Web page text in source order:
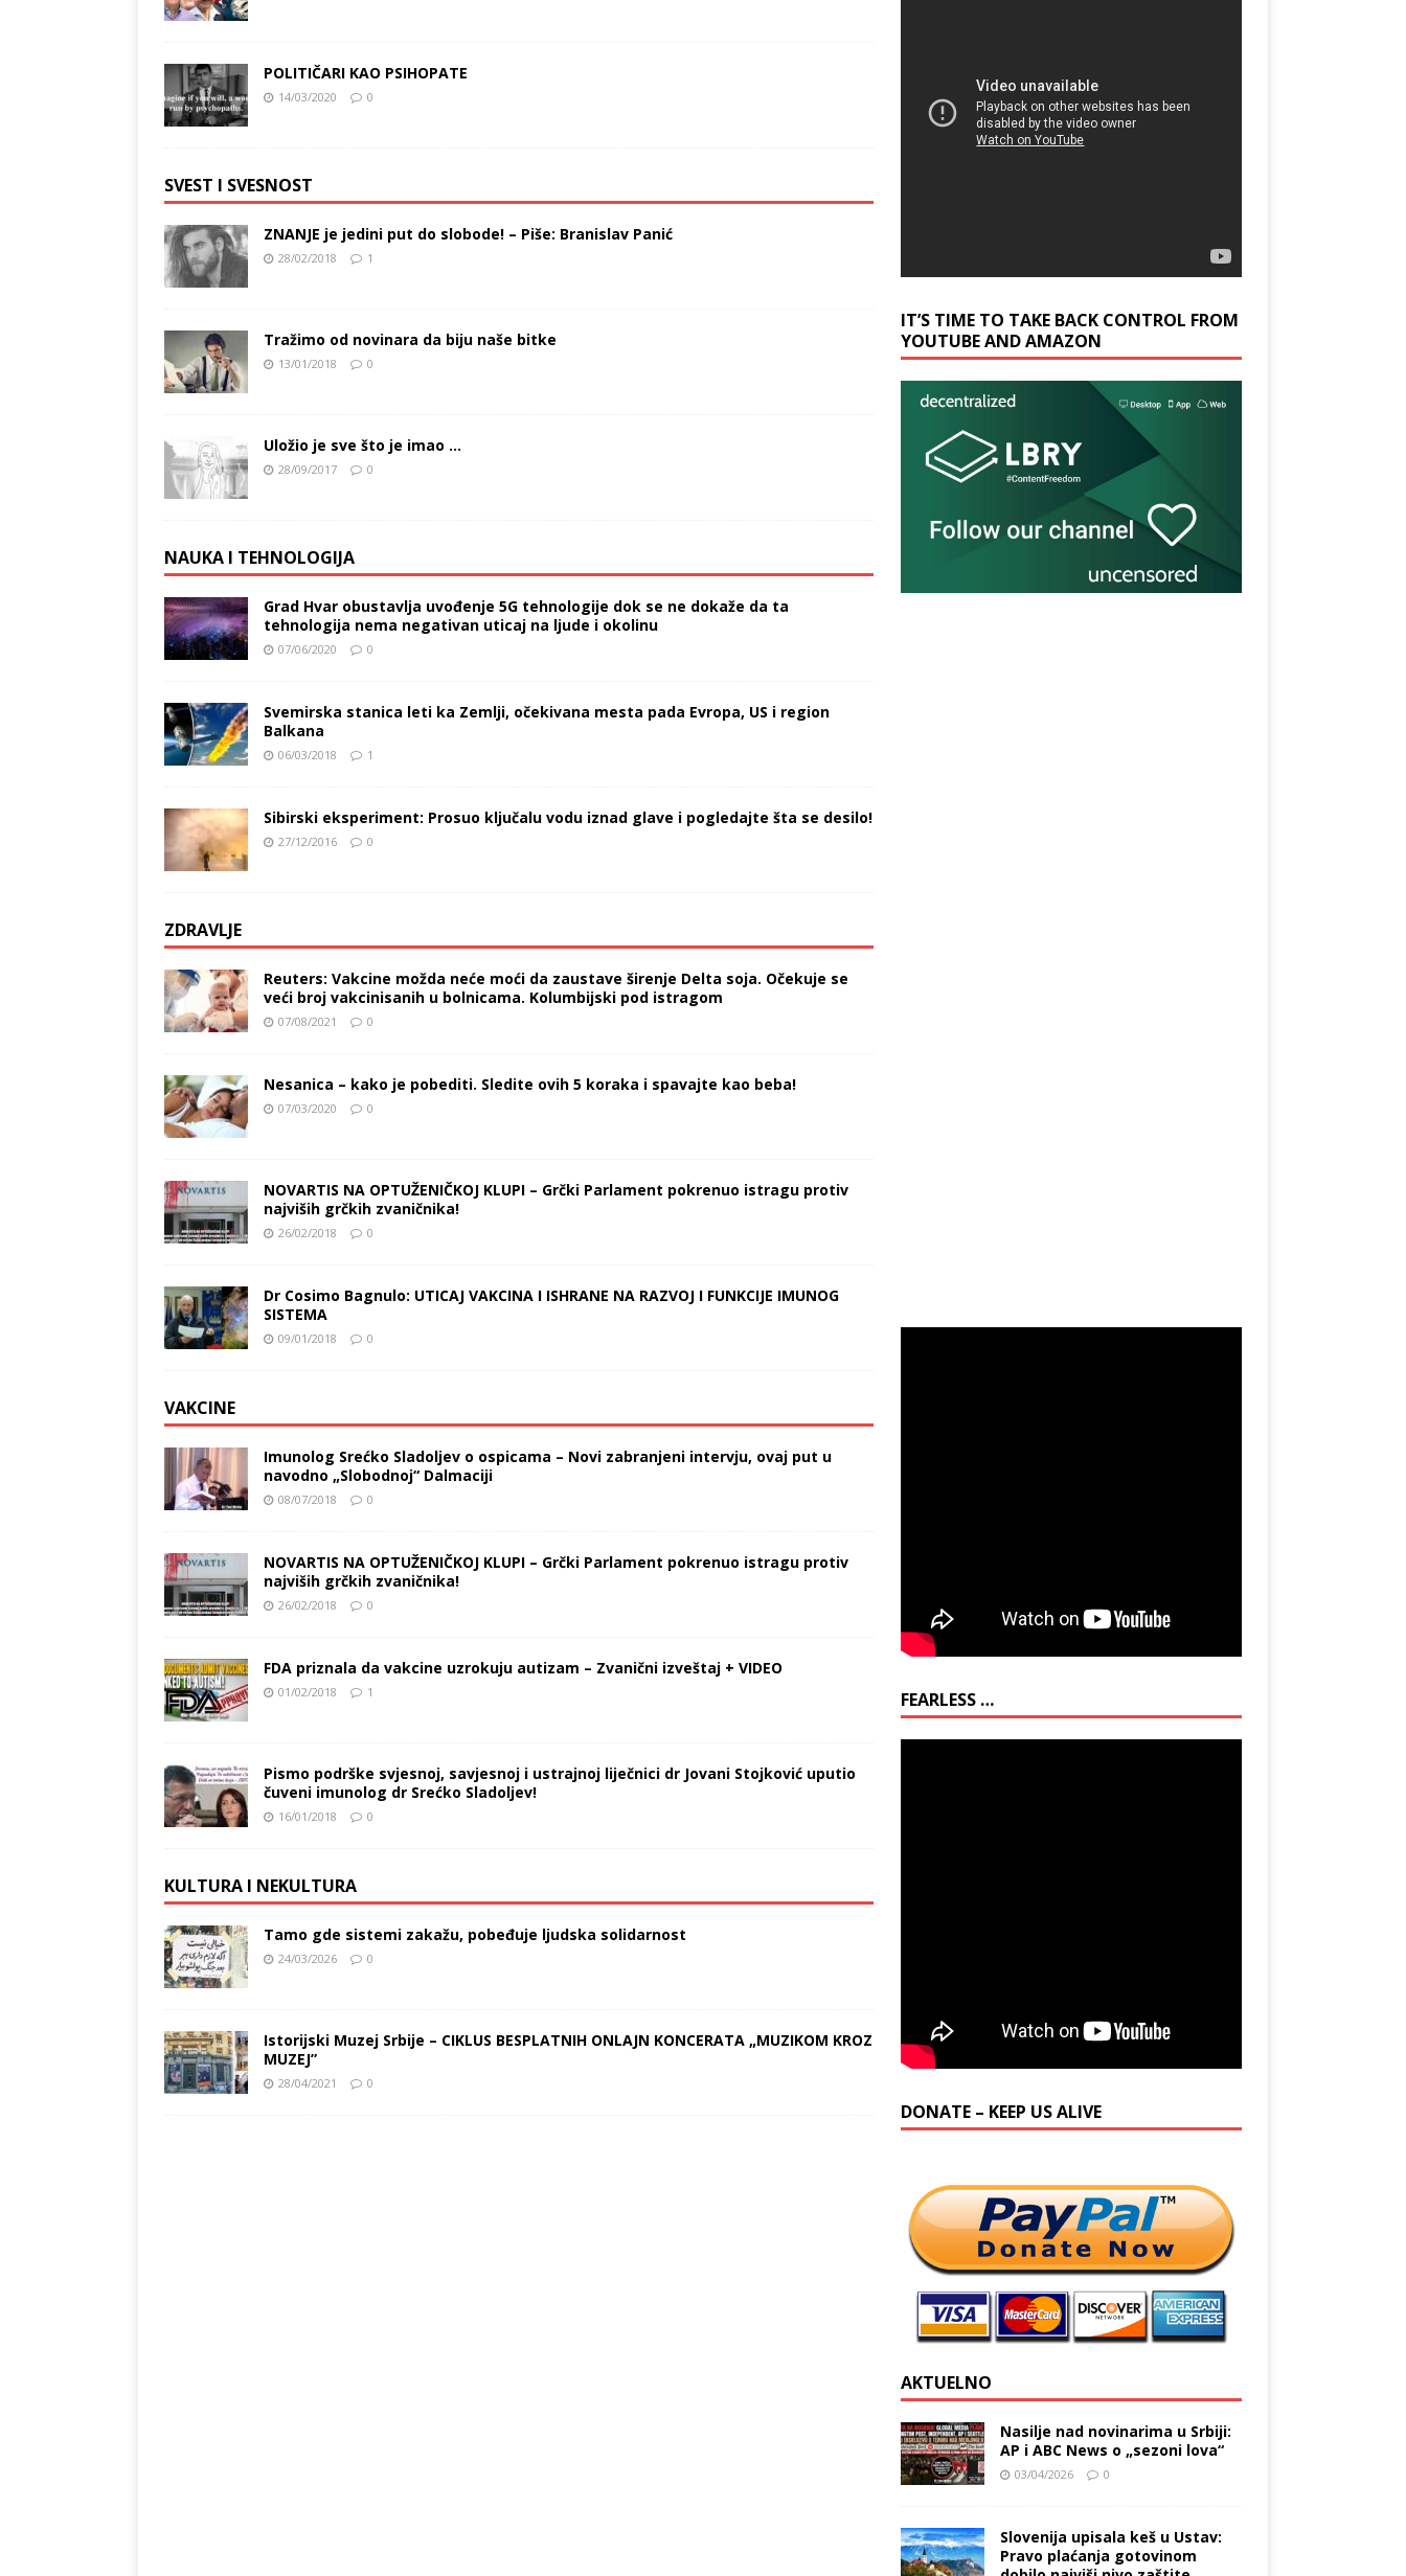
POLITIČARI KAO PSIHOPATE
14/03/2020 0
SVEST I SVESNOST
ZNANJE je jedini put do slobode! – Piše: Branislav Panić
28/02/2018 1
Tražimo od novinara da biju naše bitke
13/01/2018 0
Uložio je sve što je imao …
28/09/2017 0
NAUKA I TEHNOLOGIJA
Grad Hvar obustavlja uvođenje 5G tehnologije dok se ne dokaže da ta
tehnologija nema negativan uticaj na ljude i okolinu
07/06/2020 0
Svemirska stanica leti ka Zemlji, očekivana mesta pada Evropa, US i region
Balkana
06/03/2018 1
Sibirski eksperiment: Prosuo ključalu vodu iznad glave i pogledajte šta se desilo!
27/12/2016 0
ZDRAVLJE
Reuters: Vakcine možda neće moći da zaustave širenje Delta soja. Očekuje se
veći broj vakcinisanih u bolnicama. Kolumbijski pod istragom
07/08/2021 0
Nesanica – kako je pobediti. Sledite ovih 5 koraka i spavajte kao beba!
07/03/2020 0
NOVARTIS NA OPTUŽENIČKOJ KLUPI – Grčki Parlament pokrenuo istragu protiv
najviših grčkih zvaničnika!
26/02/2018 0
Dr Cosimo Bagnulo: UTICAJ VAKCINA I ISHRANE NA RAZVOJ I FUNKCIJE IMUNOG
SISTEMA
09/01/2018 0
VAKCINE
Imunolog Srećko Sladoljev o ospicama – Novi zabranjeni intervju, ovaj put u
navodno „Slobodnoj“ Dalmaciji
08/07/2018 0
NOVARTIS NA OPTUŽENIČKOJ KLUPI – Grčki Parlament pokrenuo istragu protiv
najviših grčkih zvaničnika!
26/02/2018 0
FDA priznala da vakcine uzrokuju autizam – Zvanični izveštaj + VIDEO
01/02/2018 1
Pismo podrške svjesnoj, savjesnoj i ustrajnoj liječnici dr Jovani Stojković uputio
čuveni imunolog dr Srećko Sladoljev!
16/01/2018 0
KULTURA I NEKULTURA
Tamo gde sistemi zakažu, pobeđuje ljudska solidarnost
24/03/2026 0
Istorijski Muzej Srbije – CIKLUS BESPLATNIH ONLAJN KONCERATA „MUZIKOM KROZ
MUZEJ”
28/04/2021 0
IT’S TIME TO TAKE BACK CONTROL FROM
YOUTUBE AND AMAZON
FEARLESS …
DONATE – KEEP US ALIVE
AKTUELNO
Nasilje nad novinarima u Srbiji:
AP i ABC News o „sezoni lova“
03/04/2026 0
Slovenija upisala keš u Ustav:
Pravo plaćanja gotovinom